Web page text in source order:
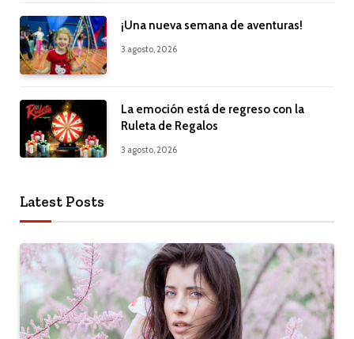
¡Una nueva semana de aventuras!
3 agosto, 2026
La emoción está de regreso con la
Ruleta de Regalos
3 agosto, 2026
Latest Posts